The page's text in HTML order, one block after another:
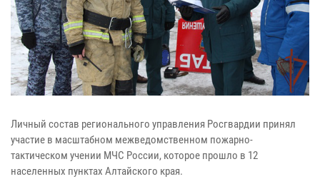
Личный состав регионального управления Росгвардии принял
участие в масштабном межведомственном пожарно-
тактическом учении МЧС России, которое прошло в 12
населенных пунктах Алтайского края.